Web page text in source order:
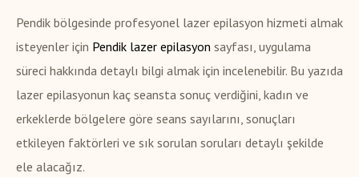
Pendik bölgesinde profesyonel lazer epilasyon hizmeti almak
isteyenler için Pendik lazer epilasyon sayfası, uygulama
süreci hakkında detaylı bilgi almak için incelenebilir. Bu yazıda
lazer epilasyonun kaç seansta sonuç verdiğini, kadın ve
erkeklerde bölgelere göre seans sayılarını, sonuçları
etkileyen faktörleri ve sık sorulan soruları detaylı şekilde
ele alacağız.